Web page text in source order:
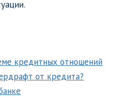
кредитных отношений
от кредита?